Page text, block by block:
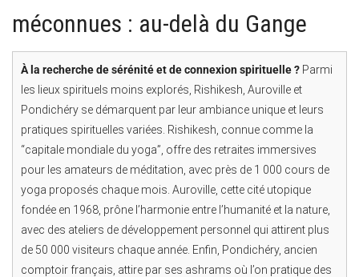
méconnues : au-delà du Gange
À la recherche de sérénité et de connexion spirituelle ? Parmi
les lieux spirituels moins explorés, Rishikesh, Auroville et
Pondichéry se démarquent par leur ambiance unique et leurs
pratiques spirituelles variées. Rishikesh, connue comme la
“capitale mondiale du yoga”, offre des retraites immersives
pour les amateurs de méditation, avec près de 1 000 cours de
yoga proposés chaque mois. Auroville, cette cité utopique
fondée en 1968, prône l’harmonie entre l’humanité et la nature,
avec des ateliers de développement personnel qui attirent plus
de 50 000 visiteurs chaque année. Enfin, Pondichéry, ancien
comptoir français, attire par ses ashrams où l’on pratique des